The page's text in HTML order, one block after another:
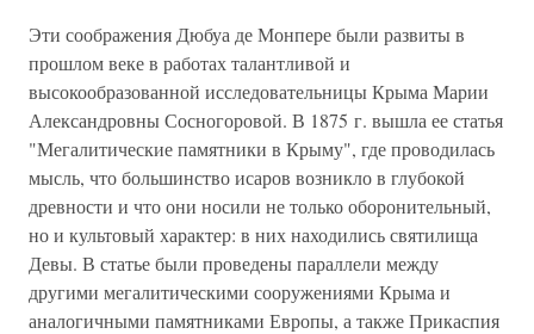
Эти соображения Дюбуа де Монпере были развиты в
прошлом веке в работах талантливой и
высокообразованной исследовательницы Крыма Марии
Александровны Сосногоровой. В 1875 г. вышла ее статья
"Мегалитические памятники в Крыму", где проводилась
мысль, что большинство исаров возникло в глубокой
древности и что они носили не только оборонительный,
но и культовый характер: в них находились святилища
Девы. В статье были проведены параллели между
другими мегалитическими сооружениями Крыма и
аналогичными памятниками Европы, а также Прикаспия